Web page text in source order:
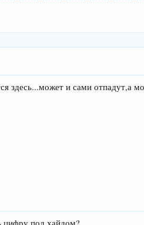
здесь...может и сами отпадут,а